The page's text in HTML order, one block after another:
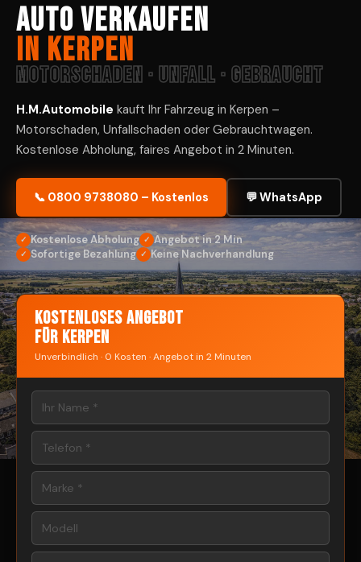
Auto verkaufen
in Kerpen
Motorschaden · Unfall · Gebraucht
H.M.Automobile kauft Ihr Fahrzeug in Kerpen –
Motorschaden, Unfallschaden oder Gebrauchtwagen.
Kostenlose Abholung, faires Angebot in 2 Minuten.
📞 0800 9738080 – Kostenlos 💬 WhatsApp
✓ Kostenlose Abholung ✓ Angebot in 2 Min
✓ Sofortige Bezahlung ✓ Keine Nachverhandlung
Kostenloses Angebot
für Kerpen
Unverbindlich · 0 Kosten · Angebot in 2 Minuten